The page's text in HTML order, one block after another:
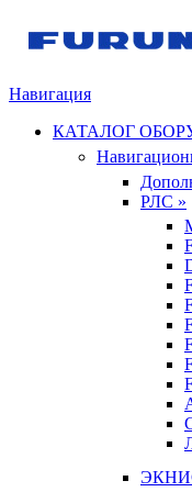
Навигация
КАТАЛОГ
РЛС »